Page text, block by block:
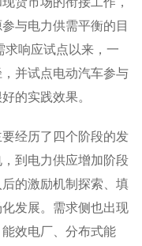
与电力供需平衡的目
求响应试点以来，一
并试点电动汽车参与
的实践效果。
经历了四个阶段的发
到电力供应增加阶段
的激励机制探索、填
发展。需求侧也出现
效电厂、分布式能